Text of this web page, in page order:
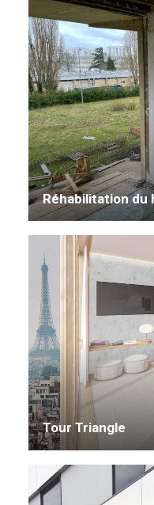
Réhabilitation du
Tour Triangle